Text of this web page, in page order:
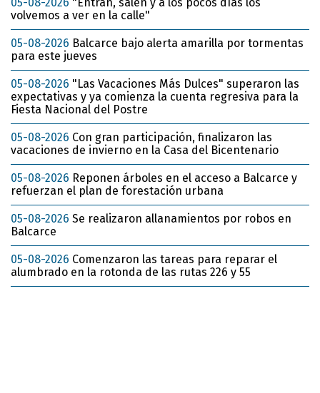
volvemos a ver en la calle"
05-08-2026 Balcarce bajo alerta amarilla por tormentas
para este jueves
05-08-2026 "Las Vacaciones Más Dulces" superaron las
expectativas y ya comienza la cuenta regresiva para la
Fiesta Nacional del Postre
05-08-2026 Con gran participación, finalizaron las
vacaciones de invierno en la Casa del Bicentenario
05-08-2026 Reponen árboles en el acceso a Balcarce y
refuerzan el plan de forestación urbana
05-08-2026 Se realizaron allanamientos por robos en
Balcarce
05-08-2026 Comenzaron las tareas para reparar el
alumbrado en la rotonda de las rutas 226 y 55